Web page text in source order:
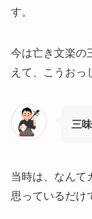
す。
今は亡き文楽の
えて、こうおっ
三
当時は、なんて
思っているだけ